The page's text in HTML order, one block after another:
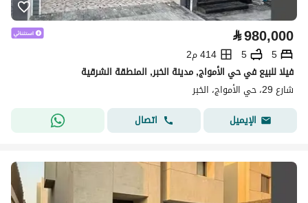
⃁980,000
5
5
414 م2
فيلا للبيع في حي الأمواج, مدينة الخبر, المنطقة الشرقية
شارع 29، حي الأمواج، الخبر
الإيميل
اتصال